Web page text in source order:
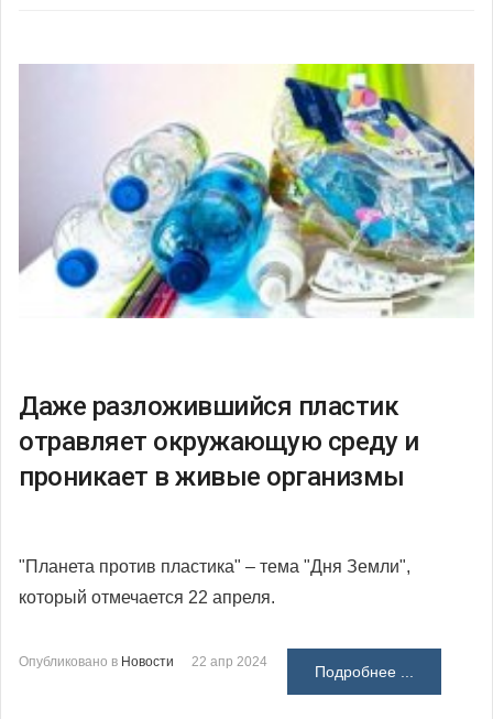
Даже разложившийся пластик
отравляет окружающую среду и
проникает в живые организмы
"Планета против пластика" – тема "Дня Земли",
который отмечается 22 апреля.
Опубликовано в Новости 22 апр 2024
Подробнее ...